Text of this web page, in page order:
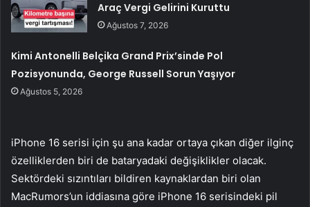
Araç Vergi Gelirini Kuruttu
Ağustos 7, 2026
Kimi Antonelli Belçika Grand Prix’sinde Pol
Pozisyonunda, George Russell Sorun Yaşıyor
Ağustos 5, 2026
iPhone 16 serisi için şu ana kadar ortaya çıkan diğer ilginç
özelliklerden biri de bataryadaki değişiklikler olacak.
Sektördeki sızıntıları bildiren kaynaklardan biri olan
MacRumors’un iddiasına göre iPhone 16 serisindeki pil